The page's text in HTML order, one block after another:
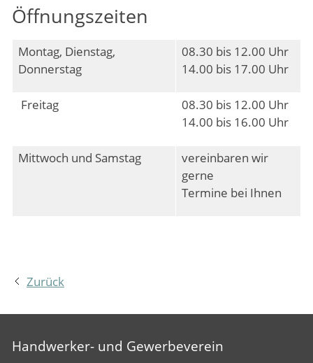
Öffnungszeiten
Montag, Dienstag,
Donnerstag
08.30 bis 12.00 Uhr
14.00 bis 17.00 Uhr
Freitag
08.30 bis 12.00 Uhr
14.00 bis 16.00 Uhr
Mittwoch und Samstag
vereinbaren wir
gerne
Termine bei Ihnen
Zurück
Handwerker- und Gewerbeverein